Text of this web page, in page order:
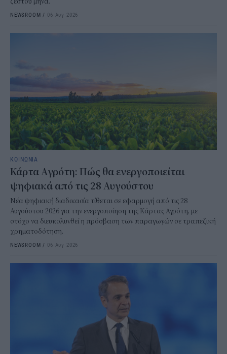
NEWSROOM / 06 Αυγ 2026
ΚΟΙΝΩΝΙΑ
Κάρτα Αγρότη: Πώς θα ενεργοποιείται
ψηφιακά από τις 28 Αυγούστου
Νέα ψηφιακή διαδικασία τίθεται σε εφαρμογή από τις 28
Αυγούστου 2026 για την ενεργοποίηση της Κάρτας Αγρότη, με
στόχο να διευκολυνθεί η πρόσβαση των παραγωγών σε τραπεζική
χρηματοδότηση.
NEWSROOM / 06 Αυγ 2026